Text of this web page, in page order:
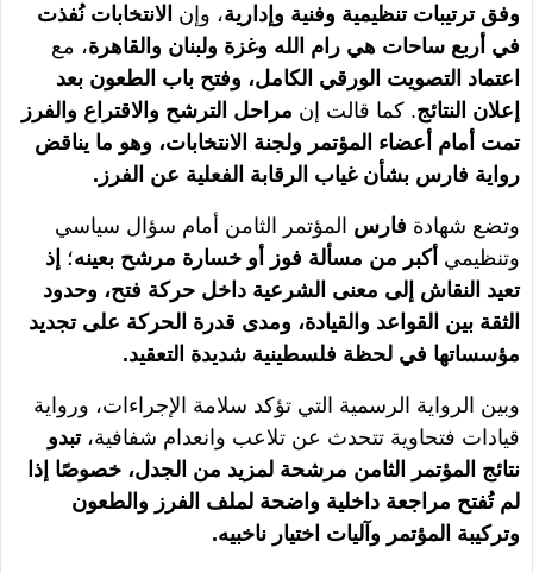
وفق ترتيبات تنظيمية وفنية وإدارية، وإن الانتخابات نُفذت
في أربع ساحات هي رام الله وغزة ولبنان والقاهرة، مع
اعتماد التصويت الورقي الكامل، وفتح باب الطعون بعد
إعلان النتائج. كما قالت إن مراحل الترشح والاقتراع والفرز
تمت أمام أعضاء المؤتمر ولجنة الانتخابات، وهو ما يناقض
رواية فارس بشأن غياب الرقابة الفعلية عن الفرز.
وتضع شهادة فارس المؤتمر الثامن أمام سؤال سياسي
وتنظيمي أكبر من مسألة فوز أو خسارة مرشح بعينه؛ إذ
تعيد النقاش إلى معنى الشرعية داخل حركة فتح، وحدود
الثقة بين القواعد والقيادة، ومدى قدرة الحركة على تجديد
مؤسساتها في لحظة فلسطينية شديدة التعقيد.
وبين الرواية الرسمية التي تؤكد سلامة الإجراءات، ورواية
قيادات فتحاوية تتحدث عن تلاعب وانعدام شفافية،تبدو
نتائج المؤتمر الثامن مرشحة لمزيد من الجدل، خصوصًا إذا
لم تُفتح مراجعة داخلية واضحة لملف الفرز والطعون
وتركيبة المؤتمر وآليات اختيار ناخبيه.